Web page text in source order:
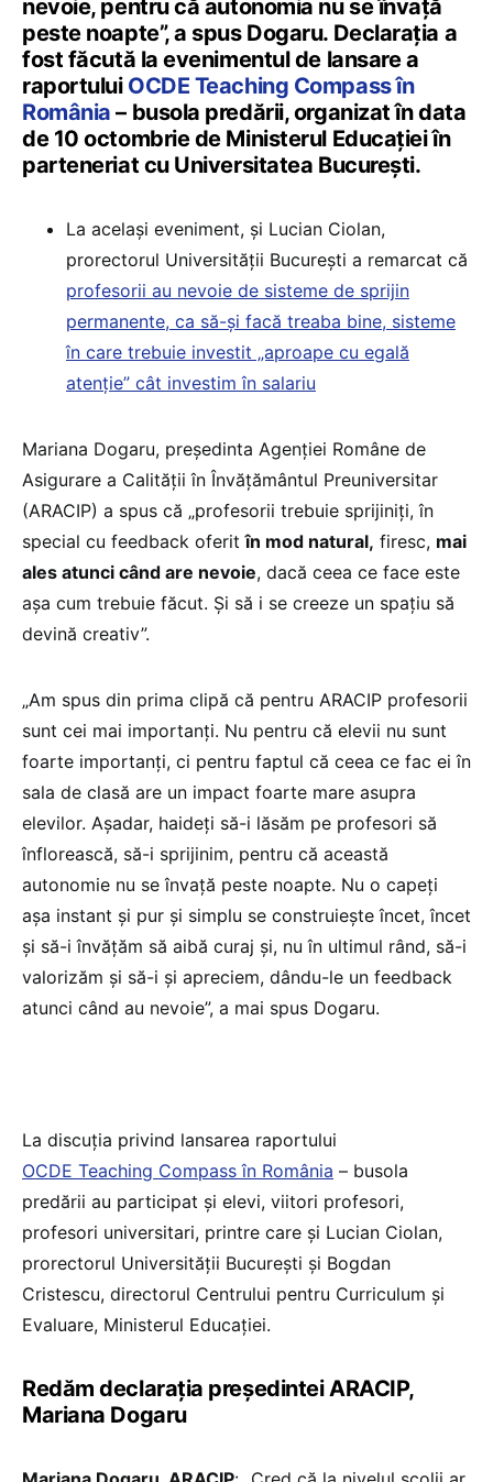
nevoie, pentru că autonomia nu se învață
peste noapte”, a spus Dogaru. Declarația a
fost făcută la evenimentul de lansare a
raportului OCDE Teaching Compass în
România – busola predării, organizat în data
de 10 octombrie de Ministerul Educației în
parteneriat cu Universitatea București.
La același eveniment, și Lucian Ciolan,
prorectorul Universității București a remarcat că
profesorii au nevoie de sisteme de sprijin
permanente, ca să-și facă treaba bine, sisteme
în care trebuie investit „aproape cu egală
atenție” cât investim în salariu
Mariana Dogaru, președinta Agenției Române de
Asigurare a Calității în Învățământul Preuniversitar
(ARACIP) a spus că „profesorii trebuie sprijiniți, în
special cu feedback oferitîn mod natural, firesc, mai
ales atunci când are nevoie, dacă ceea ce face este
așa cum trebuie făcut. Și să i se creeze un spațiu să
devină creativ”.
„Am spus din prima clipă că pentru ARACIP profesorii
sunt cei mai importanți. Nu pentru că elevii nu sunt
foarte importanți, ci pentru faptul că ceea ce fac ei în
sala de clasă are un impact foarte mare asupra
elevilor. Așadar, haideți să-i lăsăm pe profesori să
înflorească, să-i sprijinim, pentru că această
autonomie nu se învață peste noapte. Nu o capeți
așa instant și pur și simplu se construiește încet, încet
și să-i învățăm să aibă curaj și, nu în ultimul rând, să-i
valorizăm și să-i și apreciem, dându-le un feedback
atunci când au nevoie”, a mai spus Dogaru.
La discuția privind lansarea raportului
OCDE Teaching Compass în România – busola
predării au participat și elevi, viitori profesori,
profesori universitari, printre care și Lucian Ciolan,
prorectorul Universității București și Bogdan
Cristescu, directorul Centrului pentru Curriculum și
Evaluare, Ministerul Educației.
Redăm declarația președintei ARACIP,
Mariana Dogaru